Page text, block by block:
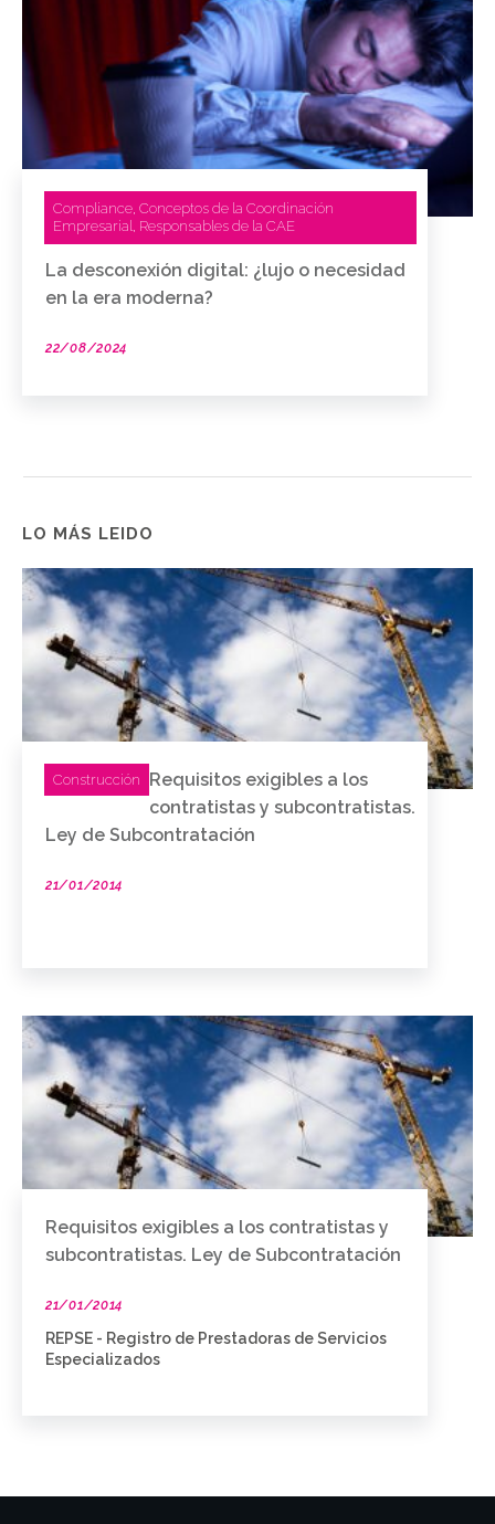
Compliance, Conceptos de la Coordinación
Empresarial , Responsables de la CAE
La desconexión digital: ¿lujo o necesidad
en la era moderna?
22/08/2024
LO MÁS LEIDO
Construcción
Requisitos exigibles a los
contratistas y subcontratistas.
Ley de Subcontratación
21/01/2014
Requisitos exigibles a los contratistas y
subcontratistas. Ley de Subcontratación
21/01/2014
REPSE - Registro de Prestadoras de Servicios
Especializados